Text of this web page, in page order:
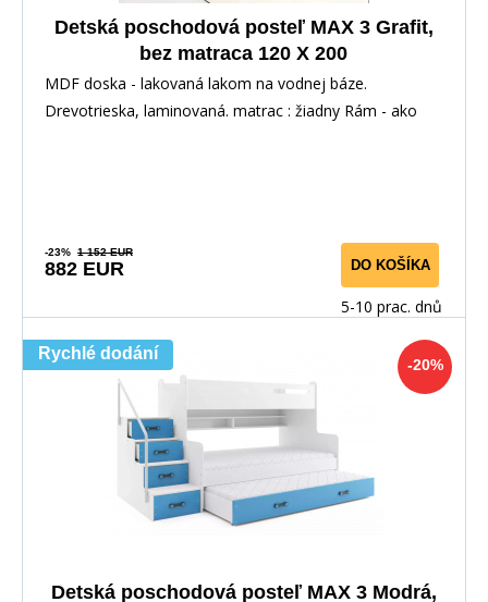
Detská poschodová posteľ MAX 3 Grafit,
bez matraca 120 X 200
MDF doska - lakovaná lakom na vodnej báze.
Drevotrieska, laminovaná. matrac : žiadny Rám - ako
-23% 1 152 EUR
882 EUR DO KOŠÍKA
5-10 prac. dnů
-20%
Rychlé dodání
Detská poschodová posteľ MAX 3 Modrá,